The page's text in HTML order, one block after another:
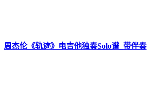
周杰伦《轨迹》电吉他独奏Solo谱_带伴奏